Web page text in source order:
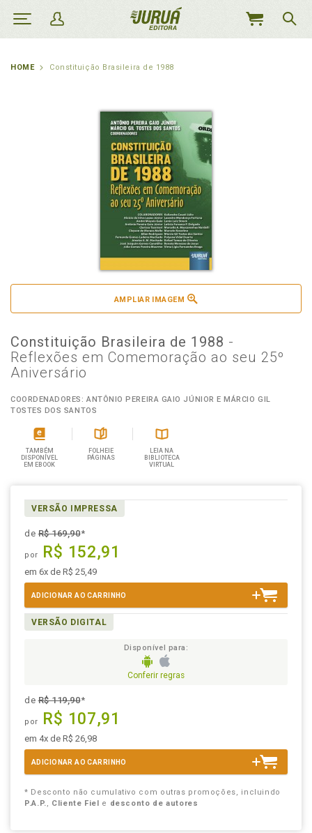
MEU
HOME Constituição Brasileira de 1988
AMPLIAR IMAGEM
Constituição Brasileira de 1988 -
Reflexões em Comemoração ao seu 25º
Aniversário
COORDENADORES: ANTÔNIO PEREIRA GAIO JÚNIOR E MÁRCIO GIL
TOSTES DOS SANTOS
TAMBÉM
DISPONÍVEL
EM EBOOK
FOLHEIE
PÁGINAS
LEIA NA
BIBLIOTECA
VIRTUAL
VERSÃO IMPRESSA
deR$ 169,90*
por R$ 152,91
em 6x de R$ 25,49
ADICIONAR AO CARRINHO
VERSÃO DIGITAL
Disponível para:
Conferir regras
deR$ 119,90*
por R$ 107,91
em 4x de R$ 26,98
ADICIONAR AO CARRINHO
* Desconto não cumulativo com outras promoções, incluindo
P.A.P., Cliente Fiel e desconto de autores